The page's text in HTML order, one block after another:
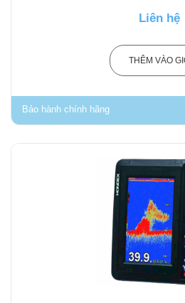
Liên hệ
THÊM VÀO
Bảo hành chính hãng